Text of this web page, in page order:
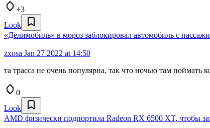
+3
Look
«Делимобиль» в мороз заблокировал автомобиль с
zxosa Jan 27 2022 at 14:50
та трасса не очень популярна, так что ночью там поймать
0
Look
AMD физически подпортила Radeon RX 6500 XT, чтобы